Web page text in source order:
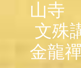
山寺
文殊
金龍